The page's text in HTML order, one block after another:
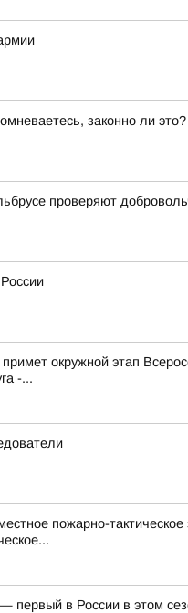
законно ли это?
проверяют
окружной этап
-...
пожарно-
первый в России в этом